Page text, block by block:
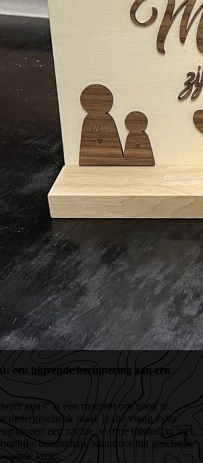
een blijvende herinnering aan een
zijn?” is een moment om nooit te
metergeschenk maak je die vraag extra
een zachte, warme uitstraling met
boodschap, waardoor het geschenk
waarde krijgt.